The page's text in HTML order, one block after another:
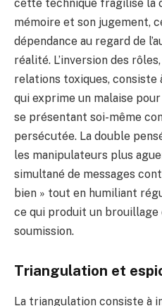
cette technique fragilise la
mémoire et son jugement,
dépendance au regard de
réalité. L’inversion des
relations toxiques, consiste
qui exprime un malaise
se présentant soi-même
persécutée. La double
les manipulateurs plus
simultané de messages
bien » tout en humiliant
ce qui produit un
soumission.
Triangulation et
La triangulation consiste à